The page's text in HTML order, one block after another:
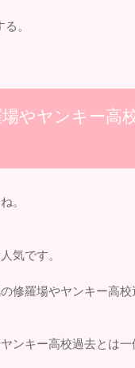
。
やヤンキー高
。
気です。
修羅場やヤンキー高校
ンキー高校過去とは一